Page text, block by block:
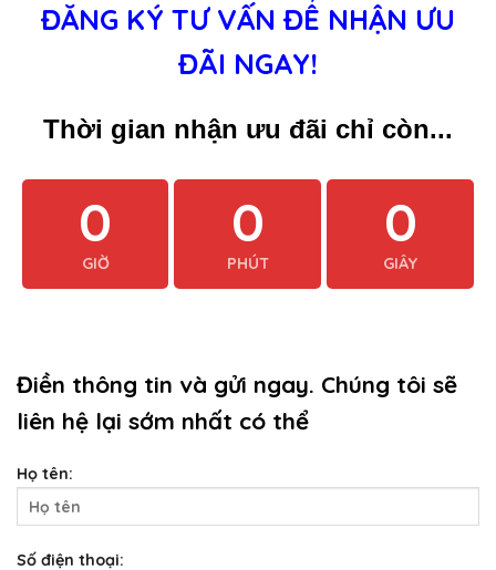
ĐĂNG KÝ TƯ VẤN ĐỂ NHẬN ƯU
ĐÃI NGAY!
Thời gian nhận ưu đãi chỉ còn...
0
GIỜ
0
PHÚT
0
GIÂY
Điền thông tin và gửi ngay. Chúng tôi sẽ
liên hệ lại sớm nhất có thể
Họ tên:
Số điện thoại: